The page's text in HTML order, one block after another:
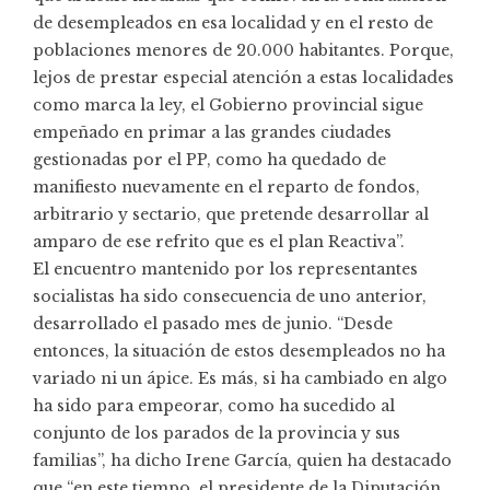
de desempleados en esa localidad y en el resto de
poblaciones menores de 20.000 habitantes. Porque,
lejos de prestar especial atención a estas localidades
como marca la ley, el Gobierno provincial sigue
empeñado en primar a las grandes ciudades
gestionadas por el PP, como ha quedado de
manifiesto nuevamente en el reparto de fondos,
arbitrario y sectario, que pretende desarrollar al
amparo de ese refrito que es el plan Reactiva”.
El encuentro mantenido por los representantes
socialistas ha sido consecuencia de uno anterior,
desarrollado el pasado mes de junio. “Desde
entonces, la situación de estos desempleados no ha
variado ni un ápice. Es más, si ha cambiado en algo
ha sido para empeorar, como ha sucedido al
conjunto de los parados de la provincia y sus
familias”, ha dicho Irene García, quien ha destacado